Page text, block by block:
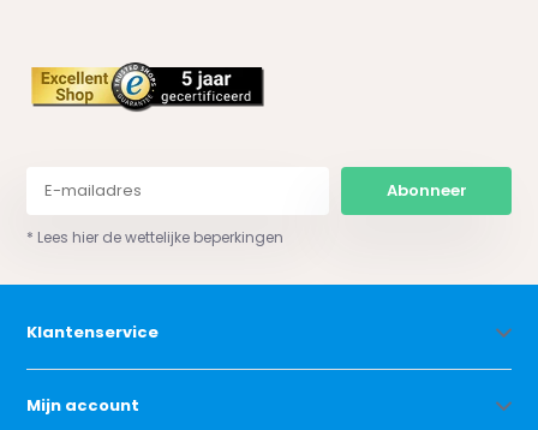
Abonneer
* Lees hier de wettelijke beperkingen
Klantenservice
Mijn account